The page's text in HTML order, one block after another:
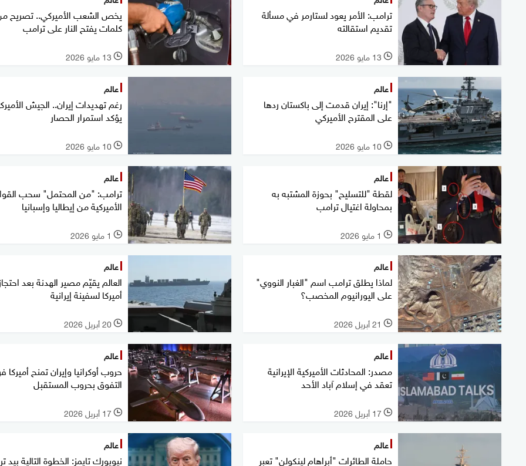
ترامب: الأمر يعود لستارمر في مسألة
تقديم استقالته
l 13 مايو 2026
كلمات يفتح النار على ترامب
l 13 مايو 2026
عالم
"إرنا": إيران قدمت إلى باكستان ردها
على المقترح الأميركي
l 10 مايو 2026
عالم
رغم تهديدات إيران.. الجيش
يؤكد استمرار الحصار
l 10 مايو 2026
عالم
لقطة "للتسليح" بحوزة المشتبه به
بمحاولة اغتيال ترامب
l 1 مايو 2026
عالم
ترامب: "من المحتمل" سحب
الأميركية من إيطاليا وإسبانيا
l 1 مايو 2026
عالم
لماذا يطلق ترامب اسم "الغبار النووي"
على اليورانيوم المخصب؟
l 21 أبريل 2026
عالم
العالم يقيّم مصير الهدنة بعد احتجاز
أميركا لسفينة إيرانية
l 20 أبريل 2026
عالم
مصدر: المحادثات الأميركية الإيرانية
تعقد في إسلام آباد الأحد
l 17 أبريل 2026
عالم
حروب أوكرانيا وإيران تمنح
التفوق بحروب المستقبل
l 17 أبريل 2026
عالم
حاملة الطائرات "أبراهام لينكولن" تعبر
عالم
نيويورك تايمز: الخطوة التالية بيد